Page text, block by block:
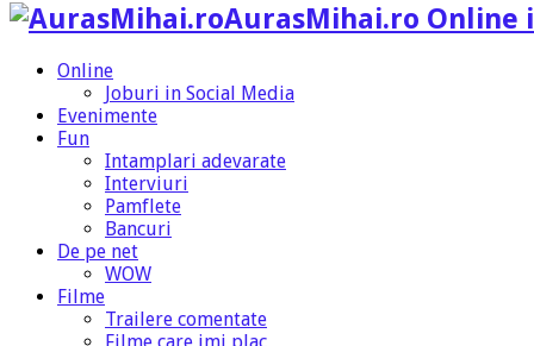
AurasMihai.ro Online
Online
Joburi in Social Media
Evenimente
Fun
Intamplari adevarate
Interviuri
Pamflete
Bancuri
De pe net
WOW
Filme
Trailere comentate